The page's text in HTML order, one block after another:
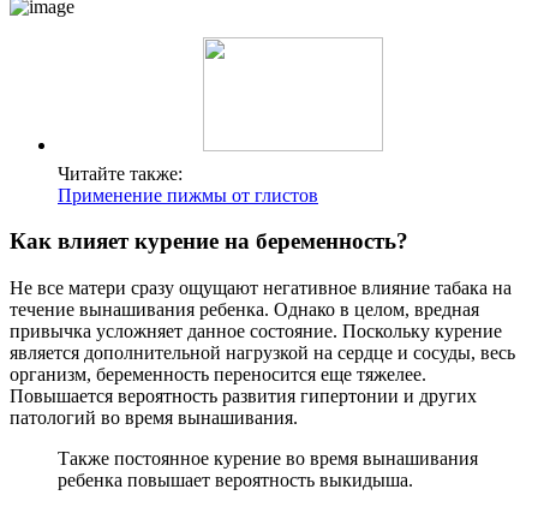
Читайте также:
Применение пижмы от глистов
Как влияет курение на беременность?
Не все матери сразу ощущают негативное влияние табака на
течение вынашивания ребенка. Однако в целом, вредная
привычка усложняет данное состояние. Поскольку курение
является дополнительной нагрузкой на сердце и сосуды, весь
организм, беременность переносится еще тяжелее.
Повышается вероятность развития гипертонии и других
патологий во время вынашивания.
Также постоянное курение во время вынашивания
ребенка повышает вероятность выкидыша.